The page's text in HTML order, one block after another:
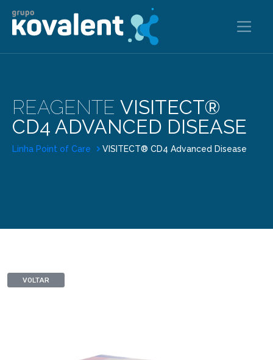
REAGENTE VISITECT®
CD4 ADVANCED DISEASE
Linha Point of Care VISITECT® CD4 Advanced Disease
VOLTAR